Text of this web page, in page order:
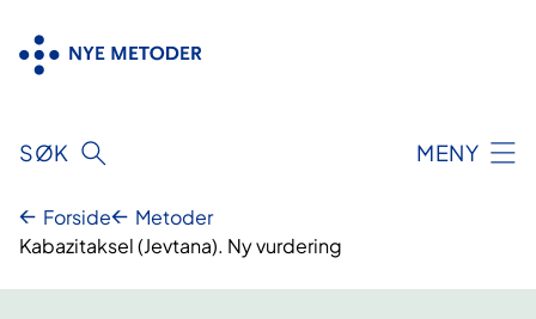
innhold
SØK MENY
Forside
Metoder
Kabazitaksel (Jevtana). Ny vurdering